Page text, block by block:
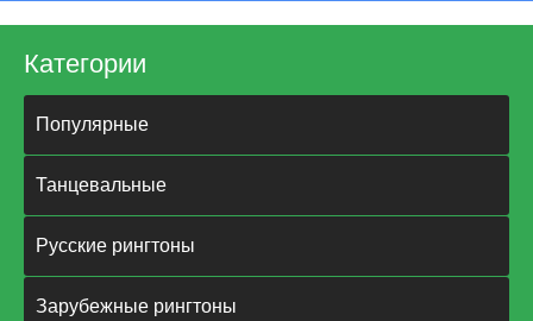
Категории
Популярные
Танцевальные
Русские рингтоны
Зарубежные рингтоны